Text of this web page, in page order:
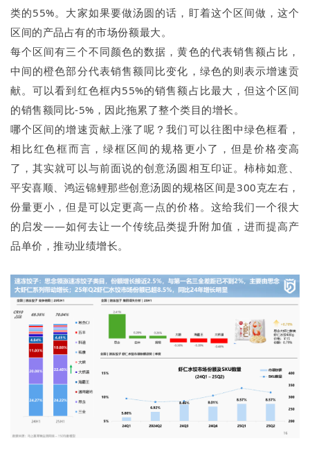
类的55%。大家如果要做汤圆的话，盯着这个区间做，这个
区间的产品占有的市场份额最大。
每个区间有三个不同颜色的数据，黄色的代表销售额占比，
中间的橙色部分代表销售额同比变化，绿色的则表示增速贡
献。可以看到红色框内55%的销售额占比最大，但这个区间
的销售额同比-5%，因此拖累了整个类目的增长。
哪个区间的增速贡献上涨了呢？我们可以往图中绿色框看，
相比红色框而言，绿框区间的规格更小了，但是价格变高
了，其实就可以与前面说的创意汤圆相互印证。柿柿如意、
平安喜顺、鸿运锦鲤那些创意汤圆的规格区间是300克左右，
份量更小，但是可以定更高一点的价格。这给我们一个很大
的启发——如何去让一个传统品类提升附加值，进而提高产
品单价，推动业绩增长。